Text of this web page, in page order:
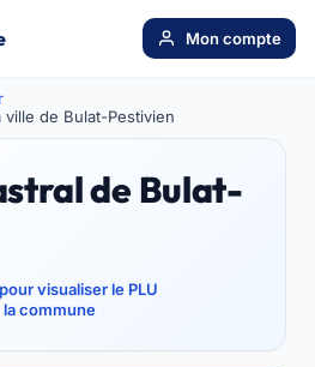
Mon compte
ville de Bulat-Pestivien
de Bulat-
visualiser le PLU
la commune